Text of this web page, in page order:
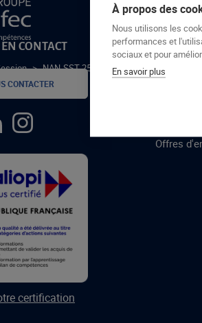
Le groupe Afec
> NAN-SST-25-02-C
EN CONTACT
CONTACTER
certification
GROUPE
Formations
Offres
À propos des
Nous utilisons les
performances et
sociaux et pour
En savoir plus